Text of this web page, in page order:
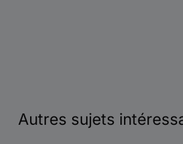
Autres sujets